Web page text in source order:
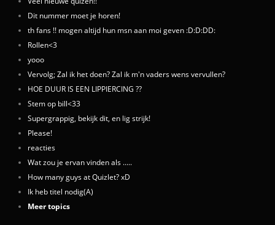
Dit nummer moet je horen!
th fans !! mogen altijd hun msn aan moi geven :D:D:DD:
Rollen<3
yooo
Vervolg; Zal ik het doen? Zal ik m'n vaders wens vervullen?
HOE DUUR IS EEN LIPPIERCING ??
Stem op bill<33
Supergrappig, bekijk dit, en lig strijk!
Please!
reacties
Wat zou je ervan vinden als .....
How many guys at Quizlet? xD
Ik heb titel nodig(A)
Meer topics